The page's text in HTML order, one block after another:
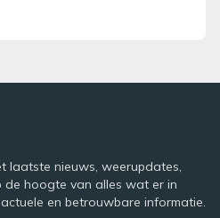
laatste nieuws, weerupdates,
de hoogte van alles wat er in
en betrouwbare informatie.